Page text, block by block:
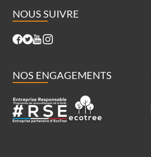
NOUS SUIVRE
NOS ENGAGEMENTS